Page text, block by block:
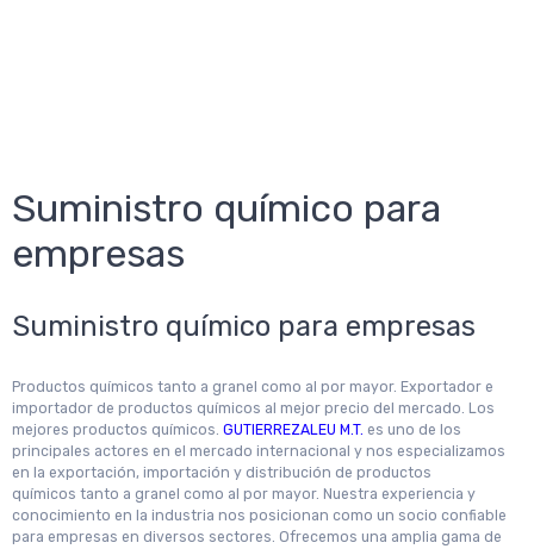
Suministro químico para
empresas
Suministro químico para empresas
Productos químicos tanto a granel como al por mayor. Exportador e
importador de productos químicos al mejor precio del mercado. Los
mejores productos químicos. GUTIERREZALEU M.T. es uno de los
principales actores en el mercado internacional y nos especializamos
en la exportación, importación y distribución de productos
químicos tanto a granel como al por mayor. Nuestra experiencia y
conocimiento en la industria nos posicionan como un socio confiable
para empresas en diversos sectores. Ofrecemos una amplia gama de